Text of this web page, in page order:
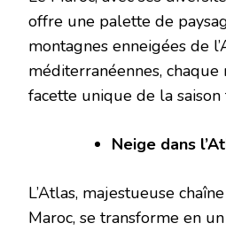
offre une palette de
montagnes enneigées de
méditerranéennes,
facette unique de la saison
Neige dans
L’Atlas, majestueuse
Maroc, se transforme en